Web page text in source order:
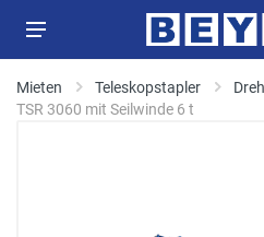
Mieten Teleskopstapler
TSR 3060 mit Seilwinde 6 t